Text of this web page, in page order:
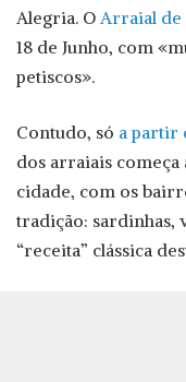
Alegria. O Arraial de
18 de Junho, com
petiscos».
Contudo, só a partir
dos arraiais
cidade, com os
tradição: sardinhas,
“receita” clássica